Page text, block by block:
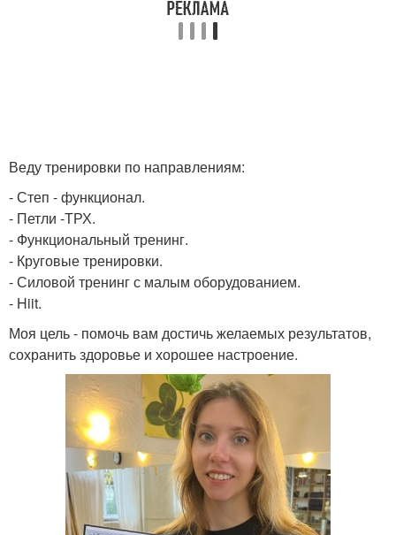
Веду тренировки по направлениям:
- Степ - функционал.
- Петли -ТРХ.
- Функциональный тренинг.
- Круговые тренировки.
- Силовой тренинг с малым оборудованием.
- Hiit.
Моя цель - помочь вам достичь желаемых результатов,
сохранить здоровье и хорошее настроение.